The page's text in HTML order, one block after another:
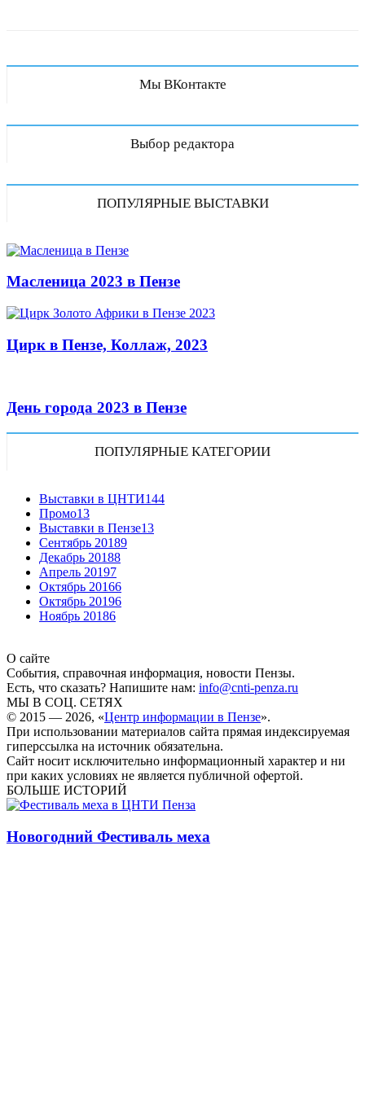
Мы ВКонтакте
Выбор редактора
ПОПУЛЯРНЫЕ ВЫСТАВКИ
Масленица 2023 в Пензе
Цирк в Пензе, Коллаж, 2023
День города 2023 в Пензе
ПОПУЛЯРНЫЕ КАТЕГОРИИ
Выставки в ЦНТИ144
Промо13
Выставки в Пензе13
Сентябрь 20189
Декабрь 20188
Апрель 20197
Октябрь 20166
Октябрь 20196
Ноябрь 20186
О сайте
События, справочная информация, новости Пензы.
Есть, что сказать? Напишите нам: info@cnti-penza.ru
МЫ В СОЦ. СЕТЯХ
© 2015 — 2026, «Центр информации в Пензе».
При использовании материалов сайта прямая индексируемая
гиперссылка на источник обязательна.
Сайт носит исключительно информационный характер и ни
при каких условиях не является публичной офертой.
БОЛЬШЕ ИСТОРИЙ
Новогодний Фестиваль меха